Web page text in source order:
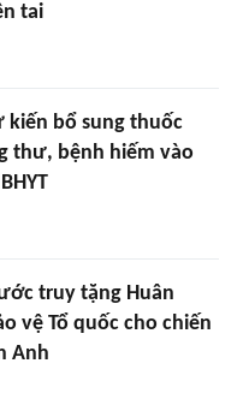
tai
kiến bổ sung thuốc
thư, bệnh hiếm vào
truy tặng Huân
vệ Tổ quốc cho chiến
Anh